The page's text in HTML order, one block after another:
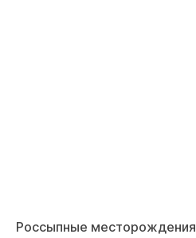
Россыпные месторождения